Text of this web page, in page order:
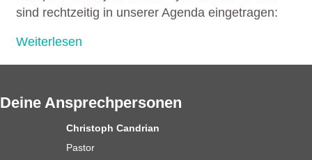
sind rechtzeitig in unserer Agenda eingetragen:
Weiterlesen
Deine Ansprechpersonen
Christoph Candrian
Pastor